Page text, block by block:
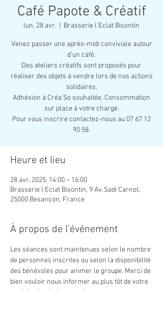
Café Papote & Créatif
lun. 28 avr. Brasserie l'Eclat Bisontin
Venez passer une après-midi conviviale autour
d’un café.
Des ateliers créatifs sont proposés pour
réaliser des objets à vendre lors de nos actions
solidaires.
Adhésion à Créa'So souhaitée. Consommation
sur place à votre charge.
Pour vous inscrire contactez-nous au 07 67 12
90 58.
Heure et lieu
28 avr. 2025, 14:00 – 16:00
Brasserie l'Eclat Bisontin, 9 Av. Sadi Carnot,
25000 Besançon, France
À propos de l'événement
Les séances sont maintenues selon le nombre
de personnes inscrites ou selon la disponibilité
des bénévoles pour animer le groupe. Merci de
bien vouloir nous informer au plus tôt de votre
participation à chaque séance.